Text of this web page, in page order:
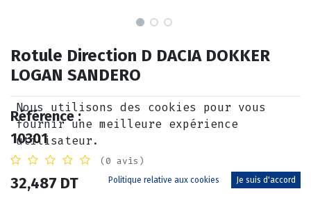
Rotule Direction D DACIA DOKKER
LOGAN SANDERO
Référence :
10301
(0 avis)
32,487 DT
Nous utilisons des cookies pour vous
fournir une meilleure expérience
utilisateur.
Politique relative aux cookies Je suis d'accord